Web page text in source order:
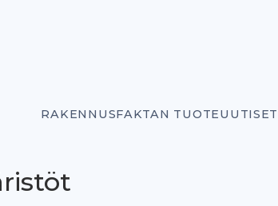
RAKENNUSFAKTAN TUOTEUUTISET